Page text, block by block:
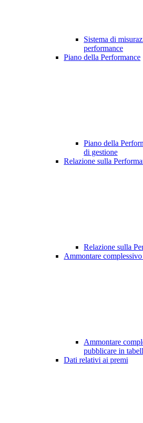
Sistema di
performance
Piano della Performance
Piano della
di gestione
Relazione sulla
Relazione sulla
Ammontare
Ammontare
pubblicare in
Dati relativi ai premi